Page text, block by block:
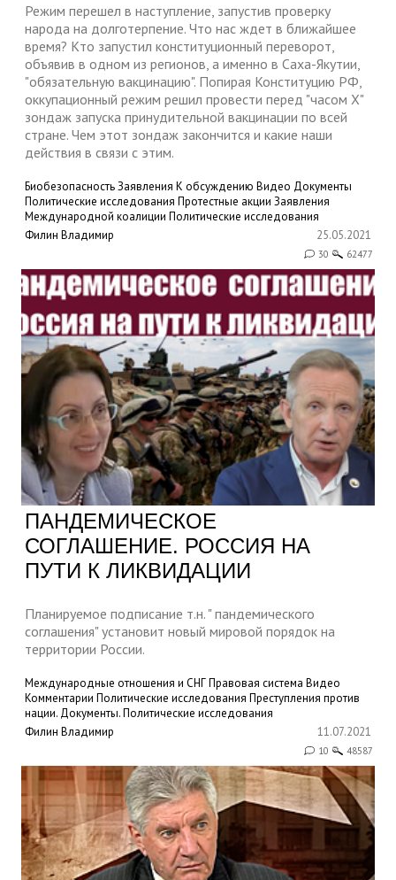
Режим перешел в наступление, запустив проверку
народа на долготерпение. Что нас ждет в ближайшее
время? Кто запустил конституционный переворот,
объявив в одном из регионов, а именно в Саха-Якутии,
"обязательную вакцинацию". Попирая Конституцию РФ,
оккупационный режим решил провести перед "часом Х"
зондаж запуска принудительной вакцинации по всей
стране. Чем этот зондаж закончится и какие наши
действия в связи с этим.
БиобезопасностьЗаявления К обсуждению Видео Документы
Политические исследования Протестные акции Заявления
Международной коалиции Политические исследования
Филин Владимир
25.05.2021
30 62477
ПАНДЕМИЧЕСКОЕ
СОГЛАШЕНИЕ. РОССИЯ НА
ПУТИ К ЛИКВИДАЦИИ
Планируемое подписание т.н. " пандемического
соглашения" установит новый мировой порядок на
территории России.
Международные отношения и СНГПравовая система Видео
Комментарии Политические исследования Преступления против
нации. Документы.Политические исследования
Филин Владимир
11.07.2021
10 48587